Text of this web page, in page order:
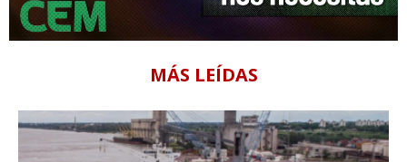
MÁS LEÍDAS